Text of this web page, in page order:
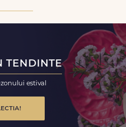
tendinte
estival